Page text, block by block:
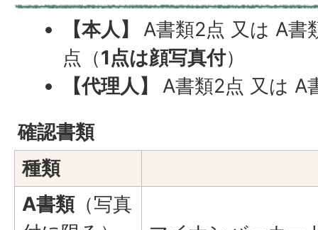
【本人】A書類2点 又は A書
点（1点は顔写真付）
【代理人】A書類2点 又は A
確認書類
種類
A書類（写真